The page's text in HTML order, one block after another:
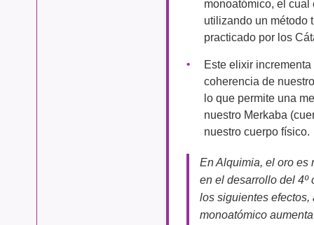
monoatómico, el cual
utilizando un método
practicado por los
Este elixir
coherencia de
lo que permite una
nuestro Merkaba
nuestro cuerpo físico.
En Alquimia, el oro es
en el desarrollo del 4º
los siguientes
monoatómico